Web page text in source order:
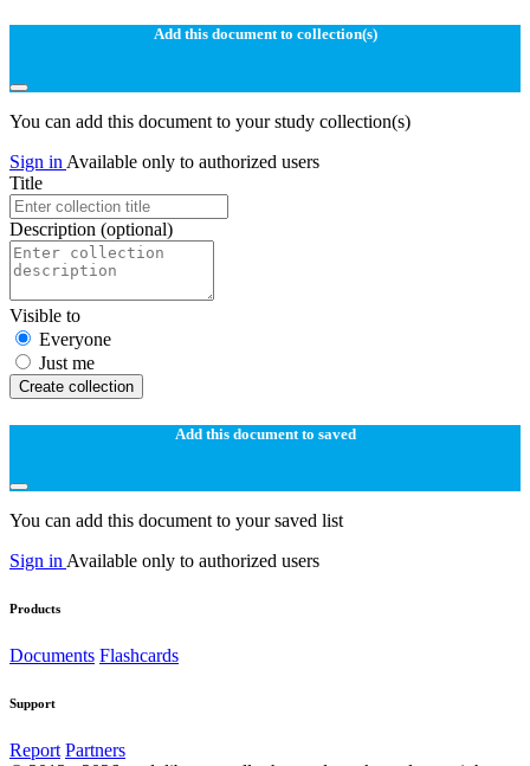
Add this document to collection(s)
You can add this document to your study collection(s)
Sign in Available only to authorized users
Title
Description (optional)
Visible to
Everyone
Just me
Create collection
Add this document to saved
You can add this document to your saved list
Sign in Available only to authorized users
Products
Documents Flashcards
Support
Report Partners